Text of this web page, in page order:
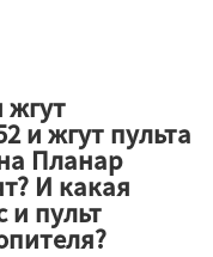
жгут
и жгут пульта
Планар
И какая
и пульт